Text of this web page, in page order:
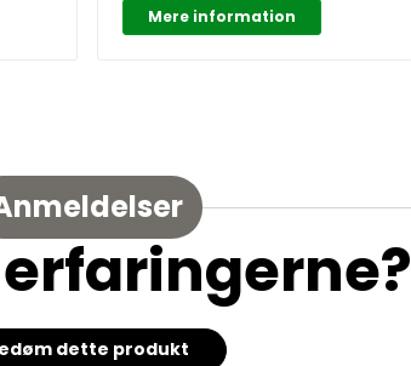
Mere information
dette produkt